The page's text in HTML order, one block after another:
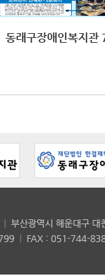
동래구장애인복지관